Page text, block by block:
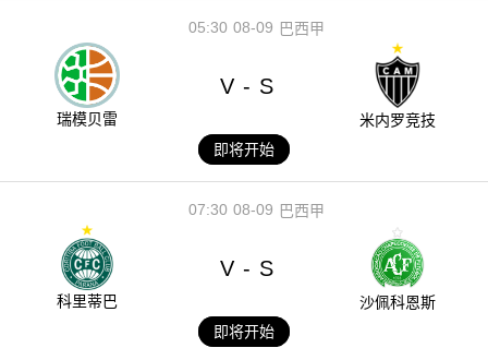
08-09
05:30 巴西甲
瑞模贝雷
V - S
米内罗竞技
即将开始
08-09
07:30 巴西甲
科里蒂巴
V - S
沙佩科恩斯
即将开始